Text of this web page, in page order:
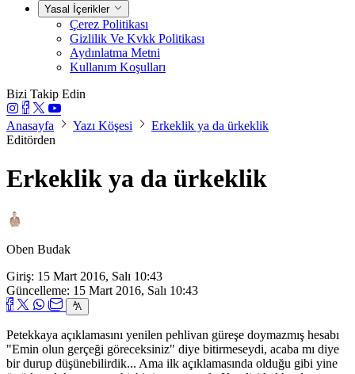
Yasal İçerikler
Çerez Politikası
Gizlilik Ve Kvkk Politikası
Aydınlatma Metni
Kullanım Koşulları
Bizi Takip Edin
Anasayfa Yazı Köşesi
Erkeklik ya da ürkeklik
Editörden
Erkeklik ya da ürkeklik
Oben Budak
Giriş: 15 Mart 2016, Salı 10:43
Güncelleme: 15 Mart 2016, Salı 10:43
Petekkaya açıklamasını yenilen pehlivan güreşe doymazmış hesabı
"Emin olun gerçeği göreceksiniz" diye bitirmeseydi, acaba mı diye
bir durup düşünebilirdik... Ama ilk açıklamasında olduğu gibi yine